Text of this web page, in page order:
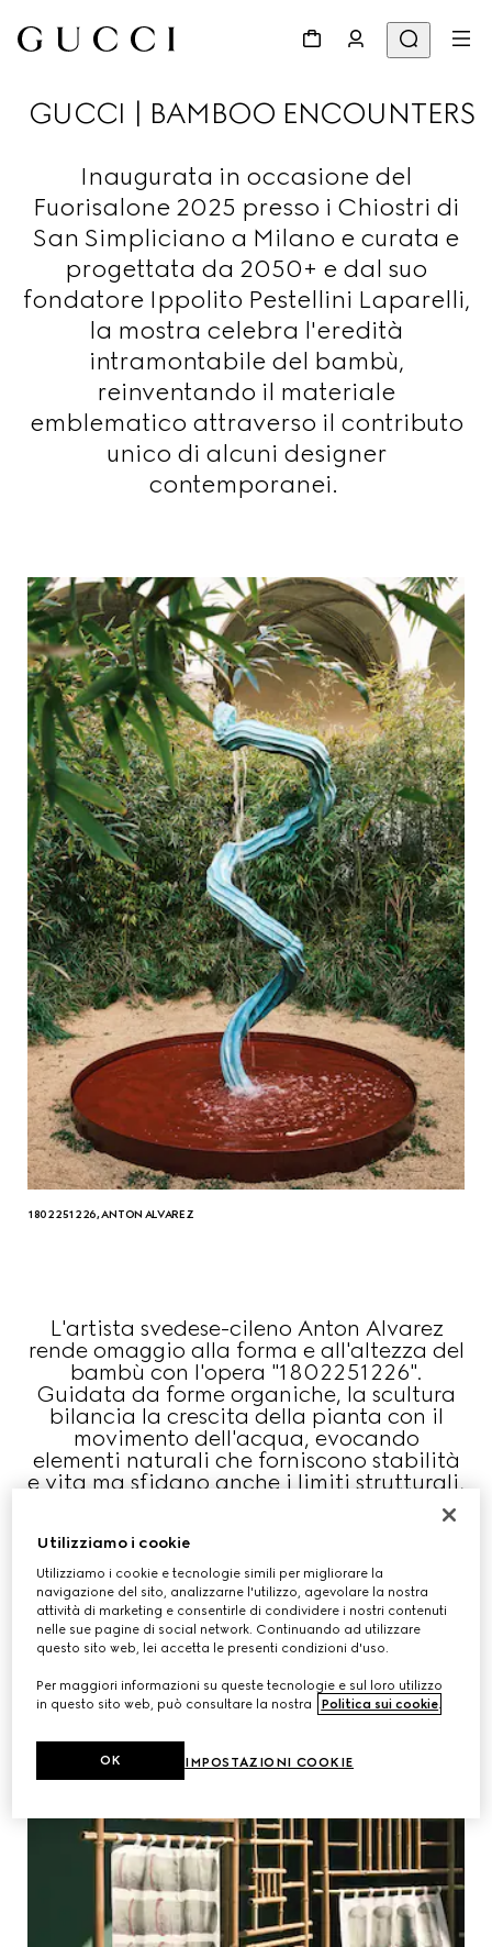
GUCCI | BAMBOO ENCOUNTERS
Inaugurata in occasione del
Fuorisalone 2025 presso i Chiostri di
San Simpliciano a Milano e curata e
progettata da 2050+ e dal suo
fondatore Ippolito Pestellini Laparelli,
la mostra celebra l'eredità
intramontabile del bambù,
reinventando il materiale
emblematico attraverso il contributo
unico di alcuni designer
contemporanei.
1802251226, ANTON ALVAREZ
L'artista svedese-cileno Anton Alvarez
rende omaggio alla forma e all'altezza del
bambù con l'opera "1802251226".
Guidata da forme organiche, la scultura
bilancia la crescita della pianta con il
movimento dell'acqua, evocando
elementi naturali che forniscono stabilità
e vita ma sfidano anche i limiti strutturali,
Utilizziamo i cookie
Utilizziamo i cookie e tecnologie simili per migliorare la
navigazione del sito, analizzarne l'utilizzo, agevolare la nostra
attività di marketing e consentirle di condividere i nostri contenuti
nelle sue pagine di social network. Continuando ad utilizzare
questo sito web, lei accetta le presenti condizioni d'uso.
Per maggiori informazioni su queste tecnologie e sul loro utilizzo
in questo sito web, può consultare la nostra
Politica sui cookie.
IMPOSTAZIONI COOKIE
OK